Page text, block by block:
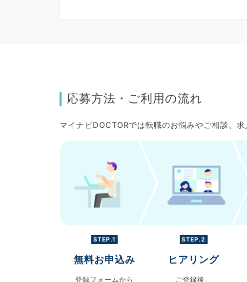
応募方法・ご利用の流れ
マイナビDOCTORでは転職のお悩みやご相談、
STEP.1
無料お申込み
登録フォームから
STEP.2
ヒアリング
ご登録後、